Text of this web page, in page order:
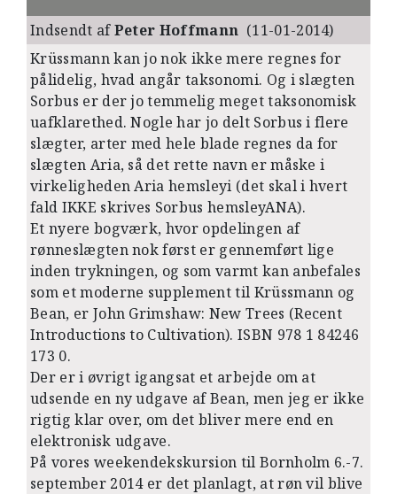
Indsendt afPeter Hoffmann (11-01-2014)
Krüssmann kan jo nok ikke mere regnes for
pålidelig, hvad angår taksonomi. Og i slægten
Sorbus er der jo temmelig meget taksonomisk
uafklarethed. Nogle har jo delt Sorbus i flere
slægter, arter med hele blade regnes da for
slægten Aria, så det rette navn er måske i
virkeligheden Aria hemsleyi (det skal i hvert
fald IKKE skrives Sorbus hemsleyANA).
Et nyere bogværk, hvor opdelingen af
rønneslægten nok først er gennemført lige
inden trykningen, og som varmt kan anbefales
som et moderne supplement til Krüssmann og
Bean, er John Grimshaw: New Trees (Recent
Introductions to Cultivation). ISBN 978 1 84246
173 0.
Der er i øvrigt igangsat et arbejde om at
udsende en ny udgave af Bean, men jeg er ikke
rigtig klar over, om det bliver mere end en
elektronisk udgave.
På vores weekendekskursion til Bornholm 6.-7.
september 2014 er det planlagt, at røn vil blive